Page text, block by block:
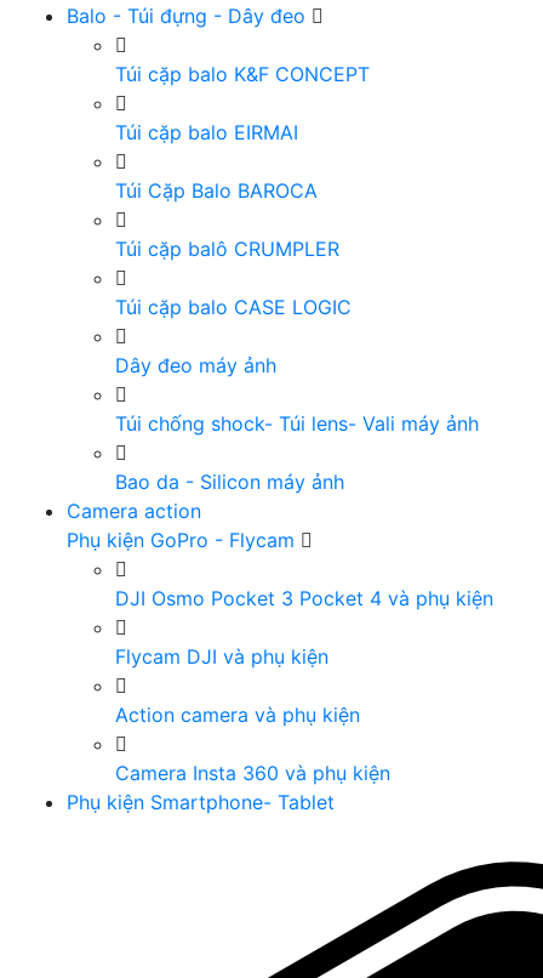
Balo - Túi đựng - Dây đeo
Túi cặp balo K&F CONCEPT
Túi cặp balo EIRMAI
Túi Cặp Balo BAROCA
Túi cặp balô CRUMPLER
Túi cặp balo CASE LOGIC
Dây đeo máy ảnh
Túi chống shock- Túi lens- Vali máy ảnh
Bao da - Silicon máy ảnh
Camera action
Phụ kiện GoPro - Flycam
DJI Osmo Pocket 3 Pocket 4 và phụ kiện
Flycam DJI và phụ kiện
Action camera và phụ kiện
Camera Insta 360 và phụ kiện
Phụ kiện Smartphone- Tablet